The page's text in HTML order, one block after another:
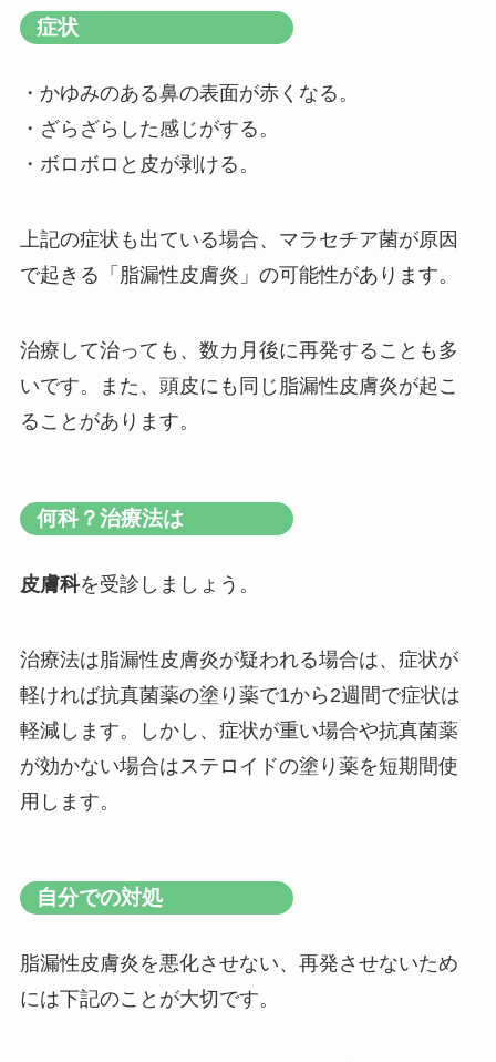
症状
・かゆみのある鼻の表面が赤くなる。
・ざらざらした感じがする。
・ボロボロと皮が剥ける。
上記の症状も出ている場合、マラセチア菌が原因
で起きる「脂漏性皮膚炎」の可能性があります。
治療して治っても、数カ月後に再発することも多
いです。また、頭皮にも同じ脂漏性皮膚炎が起こ
ることがあります。
何科？治療法は
皮膚科を受診しましょう。
治療法は脂漏性皮膚炎が疑われる場合は、症状が
軽ければ抗真菌薬の塗り薬で1から2週間で症状は
軽減します。しかし、症状が重い場合や抗真菌薬
が効かない場合はステロイドの塗り薬を短期間使
用します。
自分での対処
脂漏性皮膚炎を悪化させない、再発させないため
には下記のことが大切です。